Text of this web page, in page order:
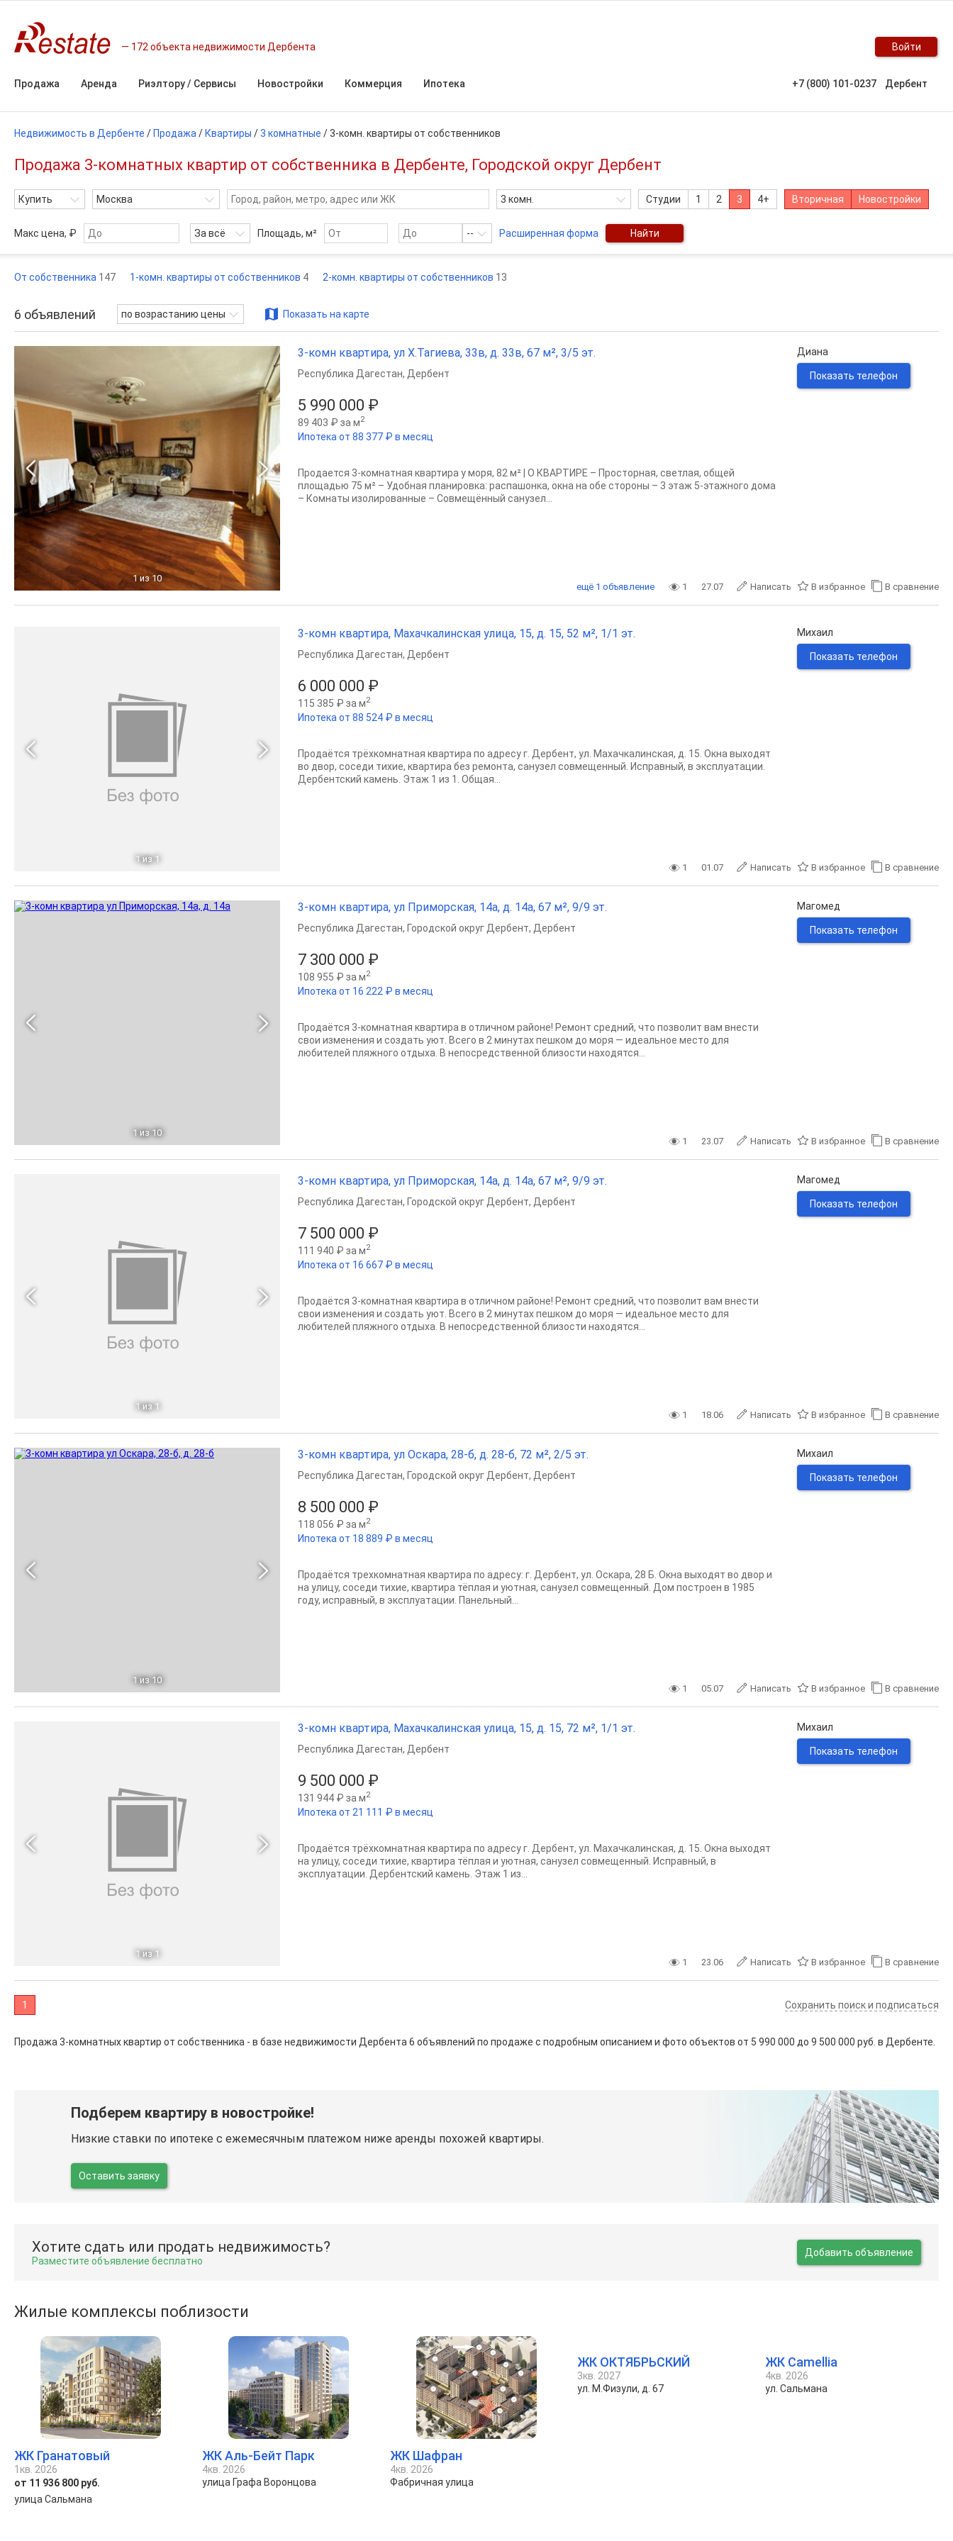
172 объекта недвижимости Дербента Войти
Продажа Аренда Риэлтору / Сервисы Новостройки Коммерция Ипотека +7 (800) 101-0237 Дербент
Недвижимость в Дербенте / Продажа / Квартиры /3 комнатные /3-комн. квартиры от собственников
Продажа 3-комнатных квартир от собственника в Дербенте, Городской округ Дербент
Купить Москва 3 комн. Студии 1 2 3 4+ Вторичная Новостройки
Макс цена, ₽ За всё Площадь, м² -- Расширенная форма Найти
От собственника 147 1-комн. квартиры от собственников 4 2-комн. квартиры от собственников 13
6 объявлений по возрастанию цены Показать на карте
1 из 10
3-комн квартира, ул Х.Тагиева, 33в, д. 33в, 67 м², 3/5 эт.
5 990 000 ₽
89 403 ₽ за м2
Ипотека от 88 377 ₽ в месяц
Республика Дагестан, Дербент
Продается 3-комнатная квартира у моря, 82 м² | О КВАРТИРЕ – Просторная, светлая, общей
площадью 75 м² – Удобная планировка: распашонка, окна на обе стороны – 3 этаж 5-этажного дома
– Комнаты изолированные – Совмещённый санузел...
Диана
Показать телефон
1 27.07 Написать В избранное В сравнение
ещё 1 объявление
1 из 1
3-комн квартира, Махачкалинская улица, 15, д. 15, 52 м², 1/1 эт.
6 000 000 ₽
115 385 ₽ за м2
Ипотека от 88 524 ₽ в месяц
Республика Дагестан, Дербент
Продаётся трёхкомнатная квартира по адресу г. Дербент, ул. Махачкалинская, д. 15. Окна выходят
во двор, соседи тихие, квартира без ремонта, санузел совмещенный. Исправный, в эксплуатации.
Дербентский камень. Этаж 1 из 1. Общая...
Михаил
Показать телефон
1 01.07 Написать В избранное В сравнение
1 из 10
3-комн квартира, ул Приморская, 14а, д. 14а, 67 м², 9/9 эт.
7 300 000 ₽
108 955 ₽ за м2
Ипотека от 16 222 ₽ в месяц
Республика Дагестан, Городской округ Дербент, Дербент
Продаётся 3-комнатная квартира в отличном районе! Ремонт средний, что позволит вам внести
свои изменения и создать уют. Всего в 2 минутах пешком до моря — идеальное место для
любителей пляжного отдыха. В непосредственной близости находятся...
Магомед
Показать телефон
1 23.07 Написать В избранное В сравнение
1 из 1
3-комн квартира, ул Приморская, 14а, д. 14а, 67 м², 9/9 эт.
7 500 000 ₽
111 940 ₽ за м2
Ипотека от 16 667 ₽ в месяц
Республика Дагестан, Городской округ Дербент, Дербент
Продаётся 3-комнатная квартира в отличном районе! Ремонт средний, что позволит вам внести
свои изменения и создать уют. Всего в 2 минутах пешком до моря — идеальное место для
любителей пляжного отдыха. В непосредственной близости находятся...
Магомед
Показать телефон
1 18.06 Написать В избранное В сравнение
1 из 10
3-комн квартира, ул Оскара, 28-б, д. 28-б, 72 м², 2/5 эт.
8 500 000 ₽
118 056 ₽ за м2
Ипотека от 18 889 ₽ в месяц
Республика Дагестан, Городской округ Дербент, Дербент
Продаётся трехкомнатная квартира по адресу: г. Дербент, ул. Оскара, 28 Б. Окна выходят во двор и
на улицу, соседи тихие, квартира тёплая и уютная, санузел совмещенный. Дом построен в 1985
году, исправный, в эксплуатации. Панельный...
Михаил
Показать телефон
1 05.07 Написать В избранное В сравнение
1 из 1
3-комн квартира, Махачкалинская улица, 15, д. 15, 72 м², 1/1 эт.
9 500 000 ₽
131 944 ₽ за м2
Ипотека от 21 111 ₽ в месяц
Республика Дагестан, Дербент
Продаётся трёхкомнатная квартира по адресу г. Дербент, ул. Махачкалинская, д. 15. Окна выходят
на улицу, соседи тихие, квартира тёплая и уютная, санузел совмещенный. Исправный, в
эксплуатации. Дербентский камень. Этаж 1 из...
Михаил
Показать телефон
1 23.06 Написать В избранное В сравнение
1 Сохранить поиск и подписаться
Продажа 3-комнатных квартир от собственника - в базе недвижимости Дербента 6 объявлений по продаже с подробным описанием и фото объектов от 5 990 000 до 9 500 000 руб. в Дербенте.
Подберем квартиру в новостройке!
Низкие ставки по ипотеке с ежемесячным платежом ниже аренды похожей квартиры.
Оставить заявку
Хотите сдать или продать недвижимость?
Разместите объявление бесплатно
Добавить объявление
Жилые комплексы поблизости
ЖК Гранатовый
1кв. 2026
от 11 936 800 руб.
улица Сальмана
ЖК Аль-Бейт Парк
4кв. 2026
улица Графа Воронцова
ЖК Шафран
4кв. 2026
Фабричная улица
ЖК ОКТЯБРЬСКИЙ
3кв. 2027
ул. М.Физули, д. 67
ЖК Camellia
4кв. 2026
ул. Сальмана